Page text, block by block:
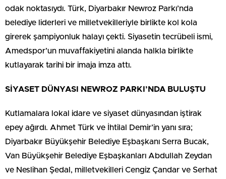
odak noktasıydı. Türk, Diyarbakır Newroz Parkı’nda
belediye liderleri ve milletvekilleriyle birlikte kol kola
girerek şampiyonluk halayı çekti. Siyasetin tecrübeli ismi,
Amedspor’un muvaffakiyetini alanda halkla birlikte
kutlayarak tarihi bir imaja imza attı.
SİYASET DÜNYASI NEWROZ PARKI’NDA BULUŞTU
Kutlamalara lokal idare ve siyaset dünyasından iştirak
epey ağırdı. Ahmet Türk ve İhtilal Demir’in yanı sıra;
Diyarbakır Büyükşehir Belediye Eşbaşkanı Serra Bucak,
Van Büyükşehir Belediye Eşbaşkanları Abdullah Zeydan
ve Neslihan Şedal, milletvekilleri Cengiz Çandar ve Serhat